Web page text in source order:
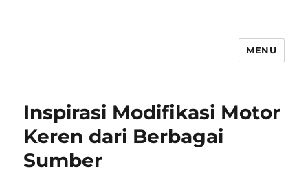
MENU
Inspirasi Modifikasi Motor
Keren dari Berbagai
Sumber